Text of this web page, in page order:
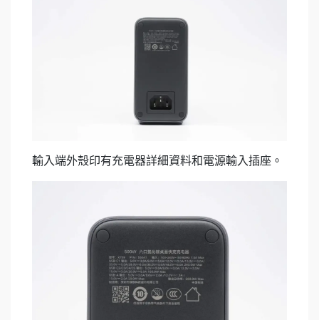
輸入端外殼印有充電器詳細資料和電源輸入插座。